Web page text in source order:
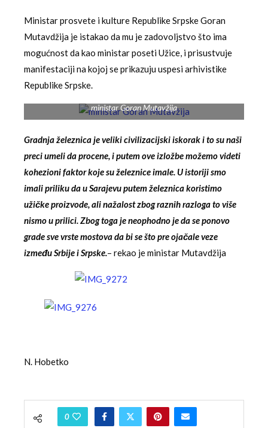
Ministar prosvete i kulture Republike Srpske Goran
Mutavdžija je istakao da mu je zadovoljstvo što ima
mogućnost da kao ministar poseti Užice, i prisustvuje
manifestaciji na kojoj se prikazuju uspesi arhivistike
Republike Srpske.
ministar Goran Mutavžija
Gradnja železnica je veliki civilizacijski iskorak i to su naši
preci umeli da procene, i putem ove izložbe možemo videti
kohezioni faktor koje su železnice imale. U istoriji smo
imali priliku da u Sarajevu putem železnica koristimo
užičke proizvode, ali nažalost zbog raznih razloga to više
nismo u prilici. Zbog toga je neophodno je da se ponovo
grade sve vrste mostova da bi se što pre ojačale veze
između Srbije i Srpske.– rekao je ministar Mutavdžija
N. Hobetko
0